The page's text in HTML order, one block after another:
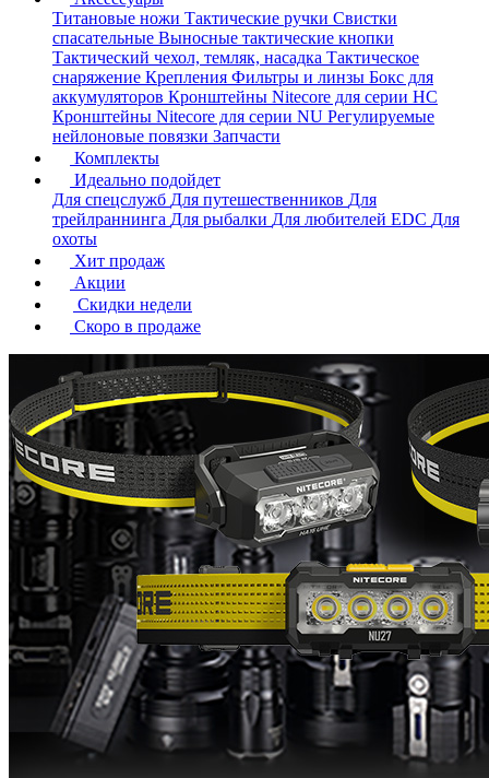
Титановые ножи Тактические ручки Свистки
спасательные Выносные тактические кнопки
Тактический чехол, темляк, насадка Тактическое
снаряжение Крепления Фильтры и линзы Бокс для
аккумуляторов Кронштейны Nitecore для серии HС
Кронштейны Nitecore для серии NU Регулируемые
нейлоновые повязки Запчасти
Комплекты
Идеально подойдет
Для спецслужб Для путешественников Для
трейлраннинга Для рыбалки Для любителей EDC Для
охоты
Хит продаж
Акции
Скидки недели
Скоро в продаже